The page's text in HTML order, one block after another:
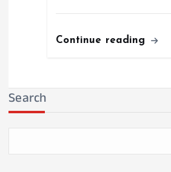
Continue reading
Search